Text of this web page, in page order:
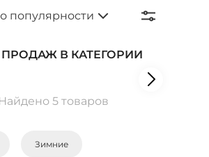
В КАТЕГОРИИ
Найдено 5 товаров
Зимние